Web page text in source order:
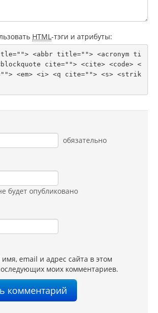
HTML -тэги и атрибуты:
<abbr title=""> <acronym ti
cite=""> <cite> <code> <
<em> <i> <q cite=""> <s> <strik
обязательно
будет опубликовано
email и адрес сайта в этом
моих комментариев.